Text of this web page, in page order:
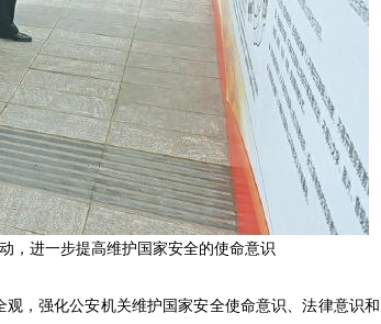
，进一步提高维护国家安全的使命意识
，强化公安机关维护国家安全使命意识、法律意识和